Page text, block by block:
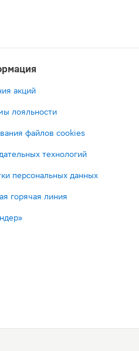
акций
лояльности
файлов cookies
технологий
персональных данных
горячая линия